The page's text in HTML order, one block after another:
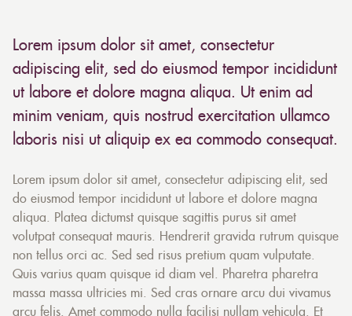
Lorem ipsum dolor sit amet, consectetur
adipiscing elit, sed do eiusmod tempor incididunt
ut labore et dolore magna aliqua. Ut enim ad
minim veniam, quis nostrud exercitation ullamco
laboris nisi ut aliquip ex ea commodo consequat.
Lorem ipsum dolor sit amet, consectetur adipiscing elit, sed
do eiusmod tempor incididunt ut labore et dolore magna
aliqua. Platea dictumst quisque sagittis purus sit amet
volutpat consequat mauris. Hendrerit gravida rutrum quisque
non tellus orci ac. Sed sed risus pretium quam vulputate.
Quis varius quam quisque id diam vel. Pharetra pharetra
massa massa ultricies mi. Sed cras ornare arcu dui vivamus
arcu felis. Amet commodo nulla facilisi nullam vehicula. Et